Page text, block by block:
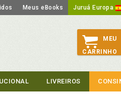
Meus eBooks Juruá Europa
MEU
CARRINHO
LIVREIROS